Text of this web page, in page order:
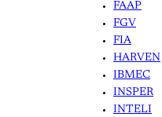
FAAP
FGV
FIA
HARVEN
IBMEC
INSPER
INTELI